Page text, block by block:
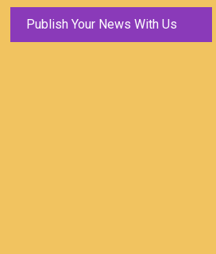
Publish Your News With Us